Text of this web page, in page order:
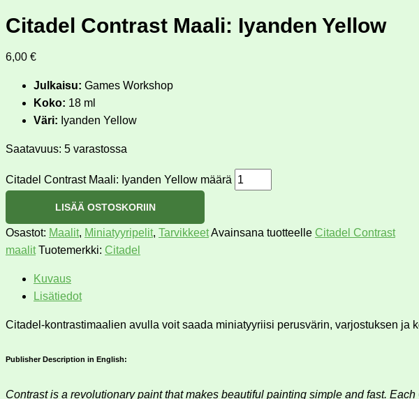
Citadel Contrast Maali: Iyanden Yellow
6,00 €
Julkaisu: Games Workshop
Koko: 18 ml
Väri: Iyanden Yellow
Saatavuus: 5 varastossa
Citadel Contrast Maali: Iyanden Yellow määrä
LISÄÄ OSTOSKORIIN
Osastot: Maalit, Miniatyyripelit, TarvikkeetAvainsana tuotteelle Citadel Contrast
maalit Tuotemerkki: Citadel
Kuvaus
Lisätiedot
Citadel-kontrastimaalien avulla voit saada miniatyyriisi perusvärin, varjostuksen ja
Publisher Description in English:
Contrast is a revolutionary paint that makes beautiful painting simple and fast.